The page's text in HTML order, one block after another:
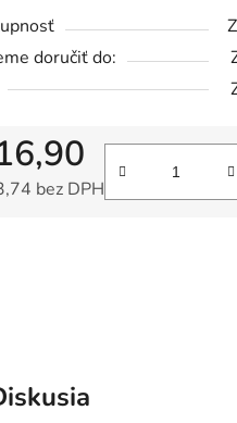
doručiť do:
bez DPH